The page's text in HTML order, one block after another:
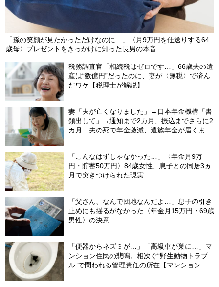
「孫の笑顔が見たかっただけなのに…」〈月9万円を仕送りする64
歳母〉プレゼントをきっかけに知った長男の本音
税務調査官「相続税はゼロです…」66歳夫の遺
産は“数億円”だったのに、妻が〈無税〉で済ん
だワケ【税理士が解説】
妻「夫が亡くなりました」→日本年金機構「書
類出して」→通知まで2カ月、振込までさらに2
カ月…夫の死で年金激減、遺族年金が届くまで
「こんなはずじゃなかった…」〈年金月9万
円・貯蓄50万円〉84歳女性、息子との同居3ヵ
月で突きつけられた現実
「父さん、なんで団地なんだよ…」息子の引き
止めにも揺るがなかった〈年金月15万円・69歳
男性〉の決意
「便器からネズミが…」「高級車が巣に…」マ
ンション住民の悲鳴。相次ぐ“野生動物トラブ
ル”で問われる管理責任の所在【マンション管